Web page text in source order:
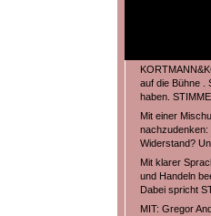
auf die Bühne .
haben.
Mit einer
nachzudenken:
Widerstand?
Mit klarer
und Handeln
Dabei spricht
MIT: Gregor